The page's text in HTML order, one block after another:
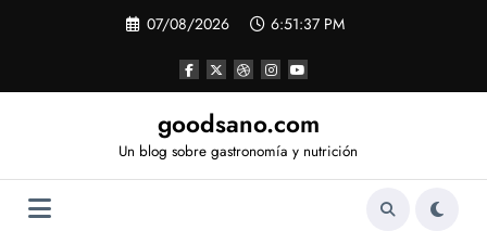
07/08/2026 6:51:38 PM
goodsano.com
Un blog sobre gastronomía y nutrición